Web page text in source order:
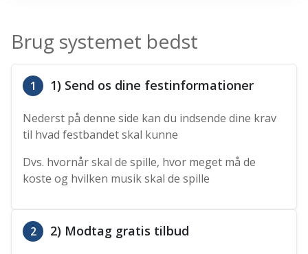
Brug systemet bedst
1 1) Send os dine festinformationer
Nederst på denne side kan du indsende dine krav
til hvad festbandet skal kunne
Dvs. hvornår skal de spille, hvor meget må de
koste og hvilken musik skal de spille
2 2) Modtag gratis tilbud